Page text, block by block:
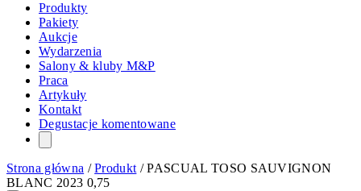
Produkty
Pakiety
Aukcje
Wydarzenia
Salony & kluby M&P
Praca
Artykuły
Kontakt
Degustacje komentowane
Strona główna /Produkt /PASCUAL TOSO SAUVIGNON
BLANC 2023 0,75